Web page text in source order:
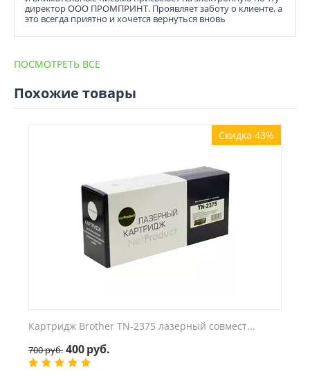
директор ООО ПРОМПРИНТ. Проявляет заботу о клиенте, а
это всегда приятно и хочется вернуться вновь
ПОСМОТРЕТЬ ВСЕ
Похожие товары
Скидка 43%
Картридж Brother TN-2375 лазерный совмест...
700руб. 400руб.